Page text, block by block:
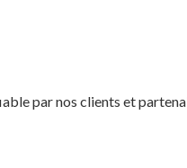
par nos clients et